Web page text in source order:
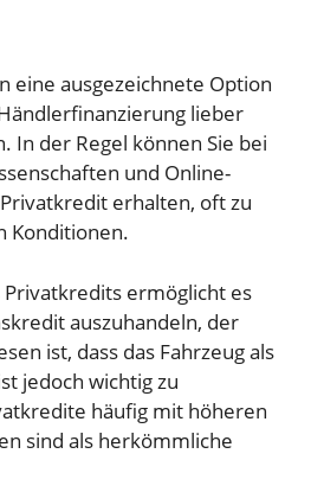
eine ausgezeichnete Option
lieber
In der Regel können Sie bei
und Online-
erhalten, oft zu
Konditionen.
ermöglicht es
auszuhandeln, der
ist, dass das Fahrzeug als
jedoch wichtig zu
häufig mit höheren
sind als herkömmliche